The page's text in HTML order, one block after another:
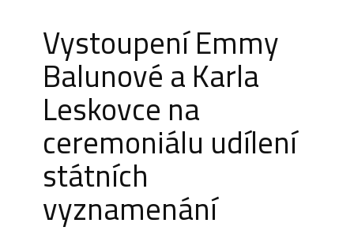
Vystoupení Emmy
Balunové a Karla
Leskovce na
ceremoniálu udílení
státních
vyznamenání